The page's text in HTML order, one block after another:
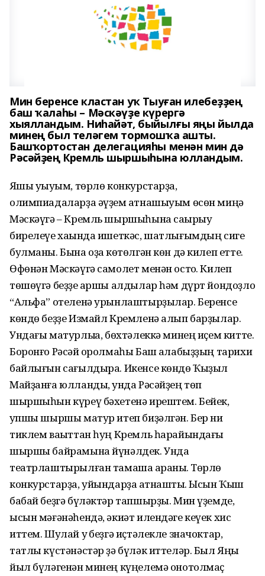
Мин беренсе кластан уҡ Тыуған илебеҙҙең
баш ҡалаһы – Мәскәүҙе күрергә
хыялландым. Ниһайәт, быйылғы яңы йылда
минең был теләгем тормошҡа ашты.
Башҡортостан делегацияһы менән мин дә
Рәсәйҙең Кремль шыршыһына юлландым.
Яҡшы уҡыуым, төрлө конкурстарҙа,
олимпиадаларҙа әүҙем ҡатнашыуым өсөн миңә
Мәскәүгә – Кремль шыршыһына саҡырыу
бирелеүе хаҡында ишеткәс, шатлығымдың сиге
булманы. Бына оҙаҡ көтөлгән көн дә килеп етте.
Өфөнән Мәскәүгә самолет менән остоҡ. Килеп
төшөүгә беҙҙе ҡаршы алдылар һәм дүрт йондоҙло
“Альфа” отеленә урынлаштырҙылар. Беренсе
көндө беҙҙе Измайл Кремленә алып барҙылар.
Ундағы матурлыҡҡа, бөхтәлеккә минең иҫем китте.
Боронғо Рәсәй ҡоролмаһы Баш ҡалабыҙҙың тарихи
байлығын сағылдыра. Икенсе көндө Ҡыҙыл
Майҙанға юлландыҡ, унда Рәсәйҙең төп
шыршыһын күреү бәхетенә ирештем. Бейек,
ҡупшы шыршы матур итеп биҙәлгән. Бер ни
тиклем ваҡыттан һуң Кремль һарайындағы
шыршы байрамына йүнәлдек. Унда
театрлаштырылған тамаша ҡараныҡ. Төрлө
конкурстарҙа, уйындарҙа ҡатнаштыҡ. Ысын Ҡыш
бабай беҙгә бүләктәр тапшырҙы. Мин үҙемде,
ысын мәғәнәһендә, әкиәт илендәге кеүек хис
иттем. Шулай уҡ беҙгә иҫтәлекле значоктар,
татлы күстәнәстәр ҙә бүләк иттеләр. Был Яңы
йыл бүләгенән минең күңелемә онотолмаҫ